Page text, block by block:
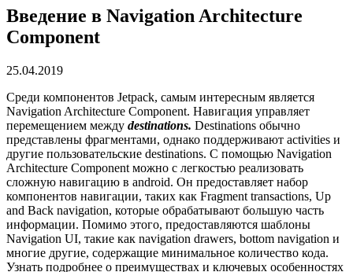
Введение в Navigation Architecture
Component
25.04.2019
Среди компонентов Jetpack, самым интересным является
Navigation Architecture Component. Навигация управляет
перемещением между destinations. Destinations обычно
представлены фрагментами, однако поддерживают activities и
другие пользовательские destinations. С помощью Navigation
Architecture Component можно с легкостью реализовать
сложную навигацию в android. Он предоставляет набор
компонентов навигации, таких как Fragment transactions, Up
and Back navigation, которые обрабатывают большую часть
информации. Помимо этого, предоставляются шаблоны
Navigation UI, такие как navigation drawers, bottom navigation и
многие другие, содержащие минимальное количество кода.
Узнать подробнее о преимуществах и ключевых особенностях